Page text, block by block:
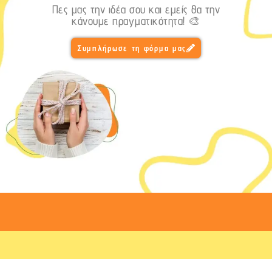
Πες μας την ιδέα σου και εμείς θα την
κάνουμε πραγματικότητα! 🎨
Συμπλήρωσε τη φόρμα μας